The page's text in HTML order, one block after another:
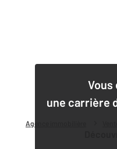
Agence immobilière
Vous
une carrière